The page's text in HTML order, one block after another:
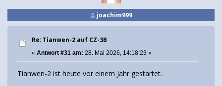
joachim999
Re: Tianwen-2 auf CZ-3B
« Antwort #31 am: 28. Mai 2026, 14:18:23 »
Tianwen-2 ist heute vor einem Jahr gestartet.